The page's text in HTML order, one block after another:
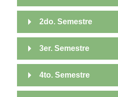
2do. Semestre
3er. Semestre
4to. Semestre